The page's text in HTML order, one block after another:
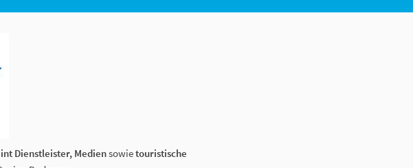
Dienstleister, Mediensowietouristische